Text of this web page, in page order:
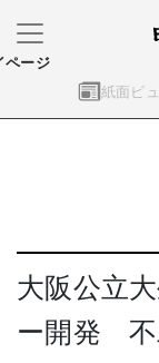
紙面ビ
ページ
大阪公立
ー開発 不